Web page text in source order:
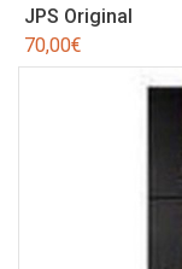
JPS Original
70,00€